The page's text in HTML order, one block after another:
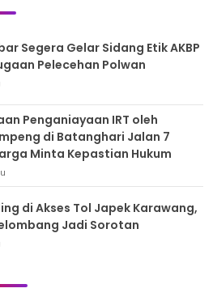
Segera Gelar Sidang Etik AKBP
Pelecehan Polwan
Penganiayaan IRT oleh
di Batanghari Jalan 7
Minta Kepastian Hukum
di Akses Tol Japek Karawang,
Jadi Sorotan